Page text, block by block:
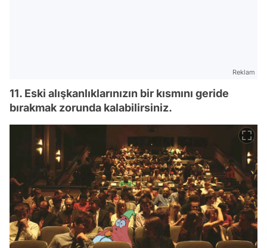
Reklam
11. Eski alışkanlıklarınızın bir kısmını geride
bırakmak zorunda kalabilirsiniz.